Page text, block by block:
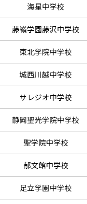
海星中学校
藤嶺学園藤沢中学校
東北学院中学校
城西川越中学校
サレジオ中学校
静岡聖光学院中学校
聖学院中学校
郁文館中学校
足立学園中学校